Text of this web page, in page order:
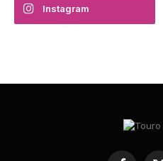
Instagram